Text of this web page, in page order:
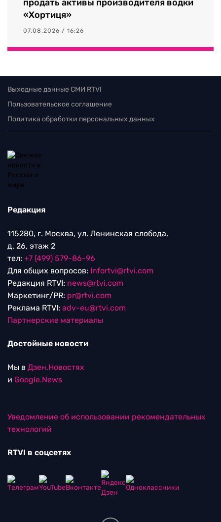
продать активы производителя водки
«Хортиця»
07.08.2026 / 16:26
Выходные данные СМИ RTVI
Пользовательское соглашение
Политика обработки персональных данных
Редакция
115280, г. Москва, ул. Ленинская слобода,
д. 26, этаж 2
тел: +7 (499) 579-86-96
Для общих вопросов: Infortvi@rtvi.com
Редакция RTVI: news@rtvi.com
Маркетинг/PR: pr@rtvi.com
Реклама RTVI: adv-eu@rtvi.com
Партнерские материалы
Достойные новости
Мы в Дзен.Новостях
и Google.News
Уведомление об использовании рекомендательных
технологий
RTVI в соцсетях